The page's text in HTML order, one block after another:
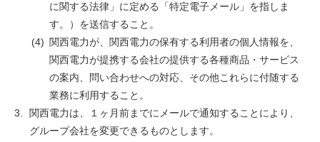
に関する法律」に定める「特定電子メール」を指しま
す。）を送信すること。
関西電力が、関西電力の保有する利用者の個人情報を、
関西電力が提携する会社の提供する各種商品・サービス
の案内、問い合わせへの対応、その他これらに付随する
業務に利用すること。
関西電力は、１ヶ月前までにメールで通知することにより、
グループ会社を変更できるものとします。